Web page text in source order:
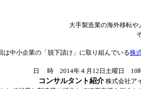
大手製造業の海外移転や
は中小企業の「脱下請け」に取り組んでいる株
日 時 2014年４月12日土曜日 10時
コンサルタント紹介 株式会社ア